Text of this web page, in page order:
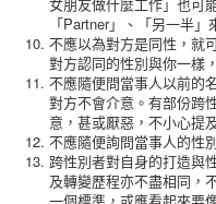
「Partner」、「另一半」
不應以為對方是同性，就
對方認同的性別與你一樣
不應隨便問當事人以前的
對方不會介意。有部份跨
意，甚或厭惡，不小心提
不應隨便詢問當事人的性
跨性別者對自身的打造與
及轉變歷程亦不盡相同，